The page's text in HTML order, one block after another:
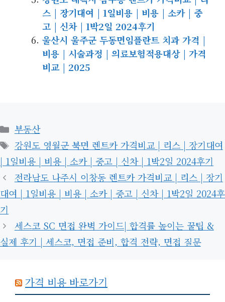
스 | 장기대여 | 1일비용 | 비용 | 소카 | 중
고 | 신차 | 1박2일 2024후기
울산시 울주군 두동면임플란트 치과 가격 |
비용 | 시술과정 | 의료보험적용대상 | 가격
비교 | 2025
카
테
고
리
부동산
태
그
강원도 영월군 북면 렌트카 가격비교 | 리스 | 장기대여
| 1일비용 | 비용 | 소카 | 중고 | 신차 | 1박2일 2024후기
전라남도 나주시 이창동 렌트카 가격비교 | 리스 | 장기
대여 | 1일비용 | 비용 | 소카 | 중고 | 신차 | 1박2일 2024후
기
세스코 SC 면접 완벽 가이드| 합격률 높이는 꿀팁 &
실제 후기 | 세스코, 면접 준비, 합격 전략, 면접 질문
가격 비용 바로가기